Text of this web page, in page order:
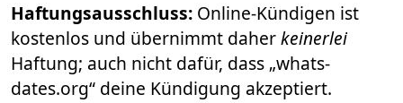
Haftungsausschluss: Online-Kündigen ist
kostenlos und übernimmt daherkeinerlei
Haftung; auch nicht dafür, dass „whats-
dates.org“ deine Kündigung akzeptiert.